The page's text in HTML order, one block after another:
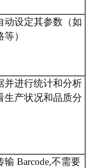
动设定其参数（如
）
并进行统计和分析
生产状况和品质分
Barcode,不需要